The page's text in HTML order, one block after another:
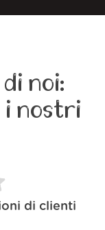
noi:
i nostri
di clienti